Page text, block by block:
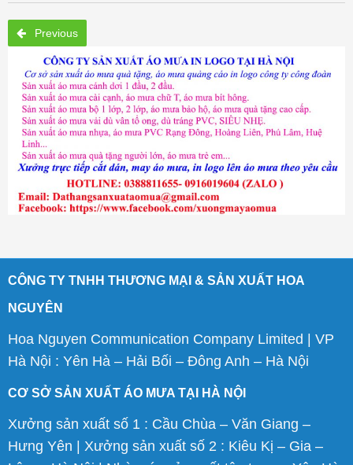
Previous
CÔNG TY TNHH THƯƠNG MẠI & SẢN XUẤT HOA
NGUYÊN
Hoa Nguyen Communication Company Limited | VP
Hà Nội : Yên Hà – Hải Bối – Đông Anh – Hà Nội
CƠ SỞ SẢN XUẤT ÁO MƯA TẠI HÀ NỘI
Xưởng sản xuất số 1 : Cầu Chùa – Văn Giang –
Hưng Yên | Xưởng sản xuất số 2 : Kiêu Kị – Gia –